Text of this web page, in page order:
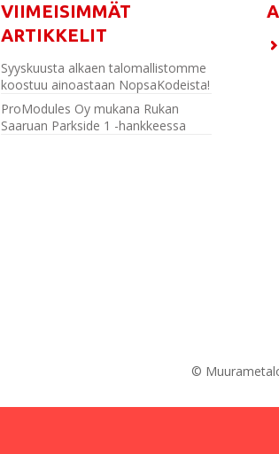
VIIMEISIMMÄT
ARTIKKELIT
Syyskuusta alkaen talomallistomme
koostuu ainoastaan NopsaKodeista!
ProModules Oy mukana Rukan
Saaruan Parkside 1 -hankkeessa
©